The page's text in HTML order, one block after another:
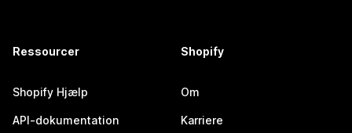
Ressourcer
Shopify Hjælp
API-dokumentation
Shopify
Om
Karriere